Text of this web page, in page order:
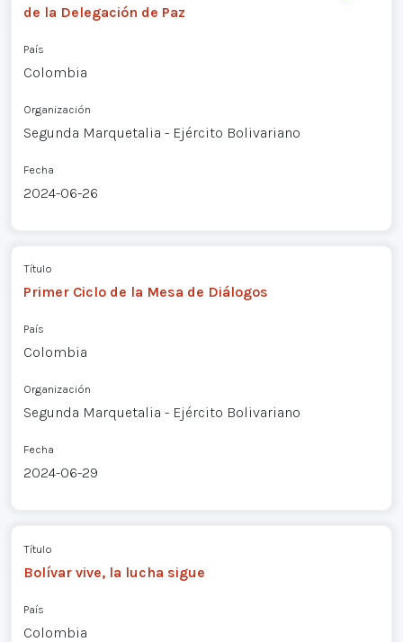
de la Delegación de Paz
País
Colombia
Organización
Segunda Marquetalia - Ejército Bolivariano
Fecha
2024-06-26
Título
Primer Ciclo de la Mesa de Diálogos
País
Colombia
Organización
Segunda Marquetalia - Ejército Bolivariano
Fecha
2024-06-29
Título
Bolívar vive, la lucha sigue
País
Colombia